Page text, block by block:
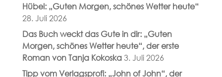
Hübel: „Guten Morgen, schönes Wetter heute“
28. Juli 2026
Das Buch weckt das Gute in dir: „Guten
Morgen, schönes Wetter heute“, der erste
Roman von Tanja Kokoska 3. Juli 2026
Tipp vom Verlagsprofi: „John of John“, der